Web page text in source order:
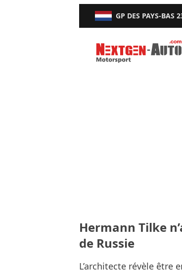
GP DES PAYS-BAS
Nextgen-Auto.com
Hermann Tilke
de Russie
L’architecte révèle être